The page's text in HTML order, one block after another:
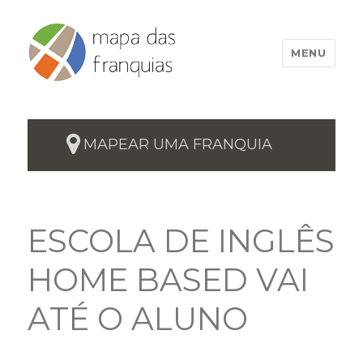
MENU
MAPEAR UMA FRANQUIA
ESCOLA DE INGLÊS
HOME BASED VAI
ATÉ O ALUNO